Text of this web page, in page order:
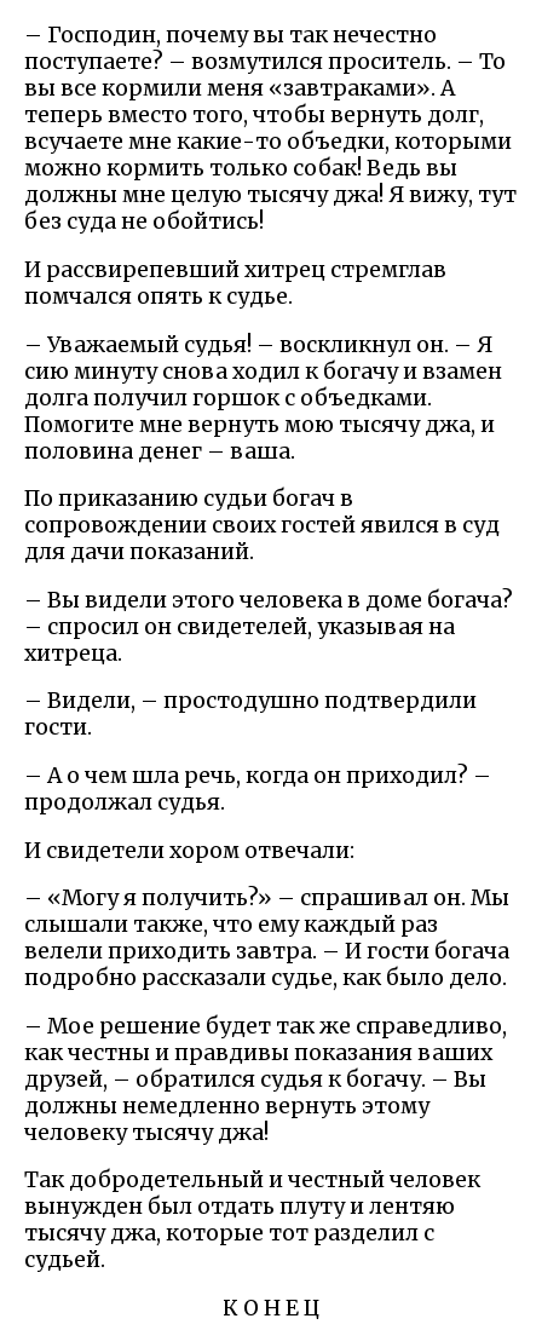
– Господин, почему вы так нечестно
поступаете? – возмутился проситель. – То
вы все кормили меня «завтраками». А
теперь вместо того, чтобы вернуть долг,
всучаете мне какие-то объедки, которыми
можно кормить только собак! Ведь вы
должны мне целую тысячу джа! Я вижу, тут
без суда не обойтись!
И рассвирепевший хитрец стремглав
помчался опять к судье.
– Уважаемый судья! – воскликнул он. – Я
сию минуту снова ходил к богачу и взамен
долга получил горшок с объедками.
Помогите мне вернуть мою тысячу джа, и
половина денег – ваша.
По приказанию судьи богач в
сопровождении своих гостей явился в суд
для дачи показаний.
– Вы видели этого человека в доме богача?
– спросил он свидетелей, указывая на
хитреца.
– Видели, – простодушно подтвердили
гости.
– А о чем шла речь, когда он приходил? –
продолжал судья.
И свидетели хором отвечали:
– «Могу я получить?» – спрашивал он. Мы
слышали также, что ему каждый раз
велели приходить завтра. – И гости богача
подробно рассказали судье, как было дело.
– Мое решение будет так же справедливо,
как честны и правдивы показания ваших
друзей, – обратился судья к богачу. – Вы
должны немедленно вернуть этому
человеку тысячу джа!
Так добродетельный и честный человек
вынужден был отдать плуту и лентяю
тысячу джа, которые тот разделил с
судьей.
К О Н Е Ц